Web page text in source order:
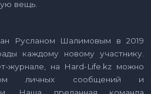
вещь.
Русланом Шалимовым в 2019
каждому новому участнику.
журнале, на Hard-Life.kz можно
личных сообщений и
Наша преданная команда